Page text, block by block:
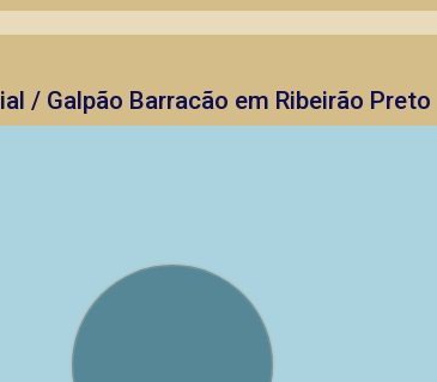
/ Galpão Barracão em Ribeirão Preto